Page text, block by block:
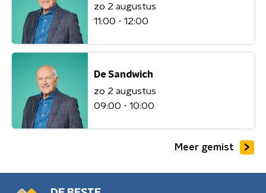
zo 2 augustus
11:00 - 12:00
De Sandwich
zo 2 augustus
09:00 - 10:00
Meer gemist